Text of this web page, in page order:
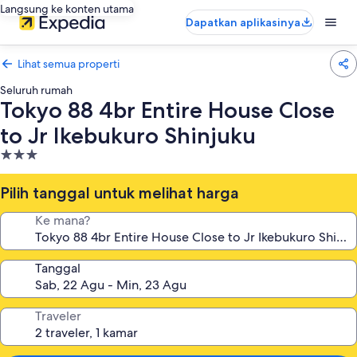
Langsung ke konten utama
Dapatkan aplikasinya
Lihat semua properti
Seluruh rumah
Tokyo 88 4br Entire House Close
to Jr Ikebukuro Shinjuku
Properti
bintang
3.0
Pilih tanggal untuk melihat harga
Ke mana?
Tanggal
Traveler